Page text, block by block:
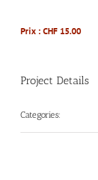
Prix : CHF 15.00
Project Details
Categories: